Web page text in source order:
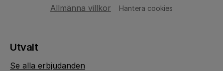
Allmänna villkor Hantera cookies
Utvalt
Se alla erbjudanden